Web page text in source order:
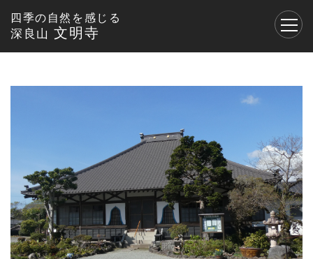
四季の自然を感じる
深良山 文明寺